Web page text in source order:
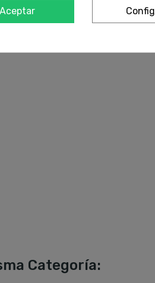
Categoría:
Aceptar